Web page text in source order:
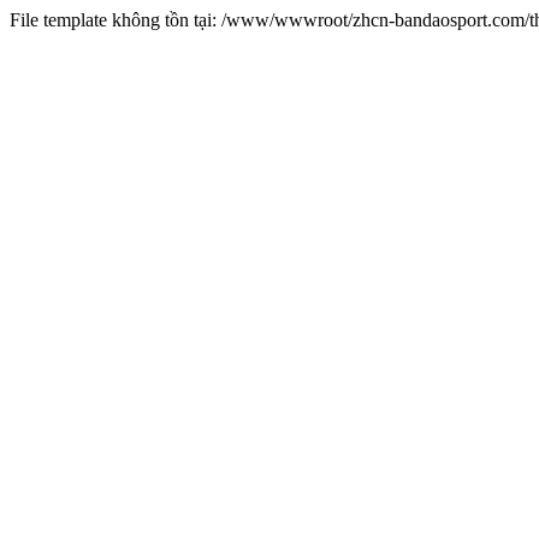
File template không tồn tại: /www/wwwroot/zhcn-bandaosport.com/